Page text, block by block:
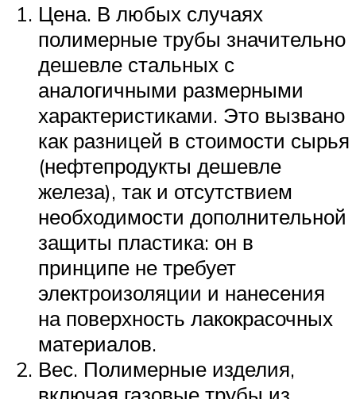
Цена. В любых случаях
полимерные трубы значительно
дешевле стальных с
аналогичными размерными
характеристиками. Это вызвано
как разницей в стоимости сырья
(нефтепродукты дешевле
железа), так и отсутствием
необходимости дополнительной
защиты пластика: он в
принципе не требует
электроизоляции и нанесения
на поверхность лакокрасочных
материалов.
Вес. Полимерные изделия,